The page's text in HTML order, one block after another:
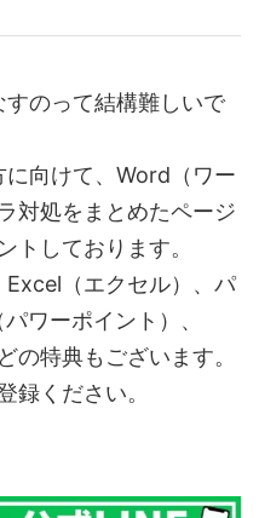
のって結構難しいで
向けて、Word（ワー
対処をまとめたページ
トしております。
（エクセル）、パ
ワーポイント）、
の特典もございます。
録ください。